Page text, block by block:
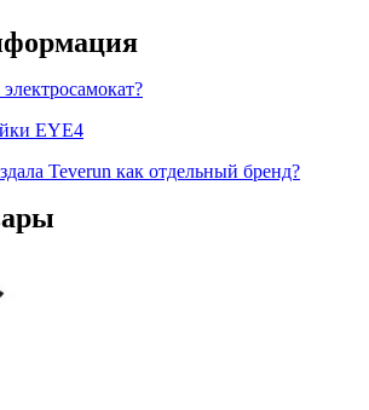
EYE4
Teverun как отдельный бренд?